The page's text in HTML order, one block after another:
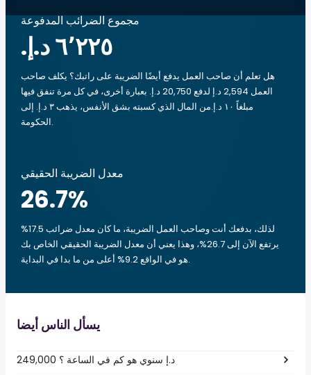
مجموع الضرائب المدفوعة
هل تعلم أن صاحب العمل يدفع أيضًا الضريبة على راتبك؟ يكلف صاحب
العمل 2,594 د.إ لدفع 20,750 د.إ. بعبارة أخرى، في كل مرة تنفق فيها
مبلغاً ‏١٠ د.إ.‏من المال الذي كسبته بشق الأنفس، يذهب ‏٣ د.إ.‏ إلى
الحكومة.
معدل الضريبة الحقيقي
26.7%
لذلك، بدفعك أنت وصاحب العمل الضريبة، ما كان معدل ضرائب 17.5%
يرتفع الآن إلى 26.7%، وهذا يعني أن معدل الضريبة الحقيقي الخاص بك
هو في الواقع 9.2% أعلى من ما بدا في البداية.
يسأل الناس أيضا
249,000 د.إ سنوي هو كم في الساعة ؟